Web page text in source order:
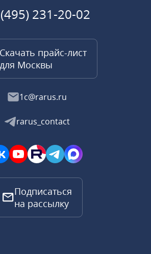
231-20-02
Скачать прайс-лист
для Москвы
1c@rarus.ru
rarus_contact
Подписаться
на рассылку